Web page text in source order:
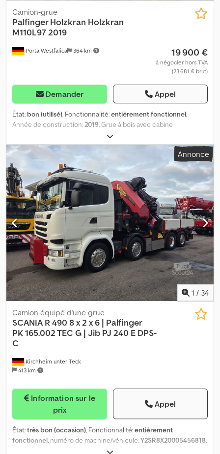
Porta Westfalica 364 km
Camion-grue
Palfinger Holzkran Holzkran
M110L97 2019
19 900 €
à négocier hors TVA
(23 681 € brut)
Demander Appel
État: bon (utilisé), Fonctionnalité:entièrement fonctionnel,
Année de construction:2019, Grue à bois avec cabine
hydraulique et grappin à bois Codpoyakm Hjfx Algjrf uniquement
grue, seulement grue
Annonce
1 / 34
Kirchheim unter Teck
413 km
Camion équipé d'une grue
SCANIA R 490 8 x 2 x 6 | Palfinger
PK165.002 TEC G | Jib PJ 240 E DPS-
C
prix
Appel
État:très bon (occasion), Fonctionnalité:entièrement
fonctionnel, numéro de machine/véhicule:Y2SR8X20005456818,
, puissance: